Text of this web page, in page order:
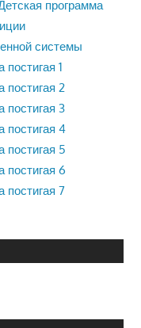
программа
системы
1
постигая 2
постигая 3
постигая 4
постигая 5
постигая 6
постигая 7